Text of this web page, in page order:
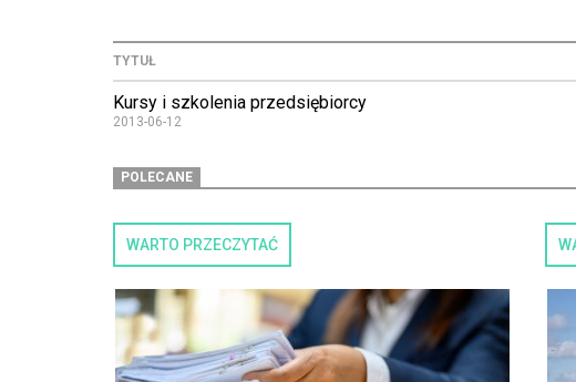
TYTUŁ
Kursy i szkolenia przedsiębiorcy
2013-06-12
POLECANE
WARTO PRZECZYTAĆ